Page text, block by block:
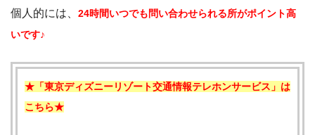
個人的には、 24時間いつでも問い合わせられる所がポイント高
いです♪
★「東京ディズニーリゾート交通情報テレホンサービス」は
こちら★